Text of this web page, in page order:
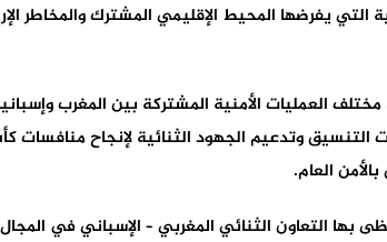
التي يفرضها المحيط الإقليمي المشترك والمخاطر
العمليات الأمنية المشتركة بين المغرب
العام.
بها التعاون الثنائي المغربي – الإسباني في